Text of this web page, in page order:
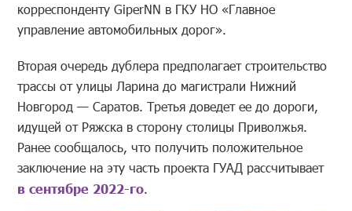
корреспонденту GiperNN в ГКУ НО «Главное
управление автомобильных дорог».
Вторая очередь дублера предполагает строительство
трассы от улицы Ларина до магистрали Нижний
Новгород — Саратов. Третья доведет ее до дороги,
идущей от Ряжска в сторону столицы Приволжья.
Ранее сообщалось, что получить положительное
заключение на эту часть проекта ГУАД рассчитывает
в сентябре 2022-го.